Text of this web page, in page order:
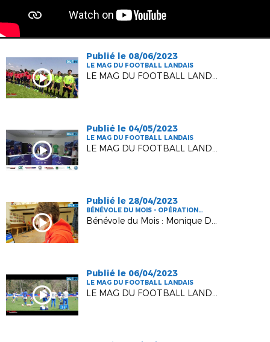
Publié le 08/06/2023
LE MAG DU FOOTBALL LANDAIS
LE MAG DU FOOTBALL LANDAIS #10 - Saison 2
Publié le 04/05/2023
LE MAG DU FOOTBALL LANDAIS
LE MAG DU FOOTBALL LANDAIS #9 - SAISON 2
Publié le 28/04/2023
BÉNÉVOLE DU MOIS - OPÉRATION
FFF/DLF
Bénévole du Mois : Monique DUBEDOUT
Publié le 06/04/2023
LE MAG DU FOOTBALL LANDAIS
LE MAG DU FOOTBALL LANDAIS #8 - SAISON 2